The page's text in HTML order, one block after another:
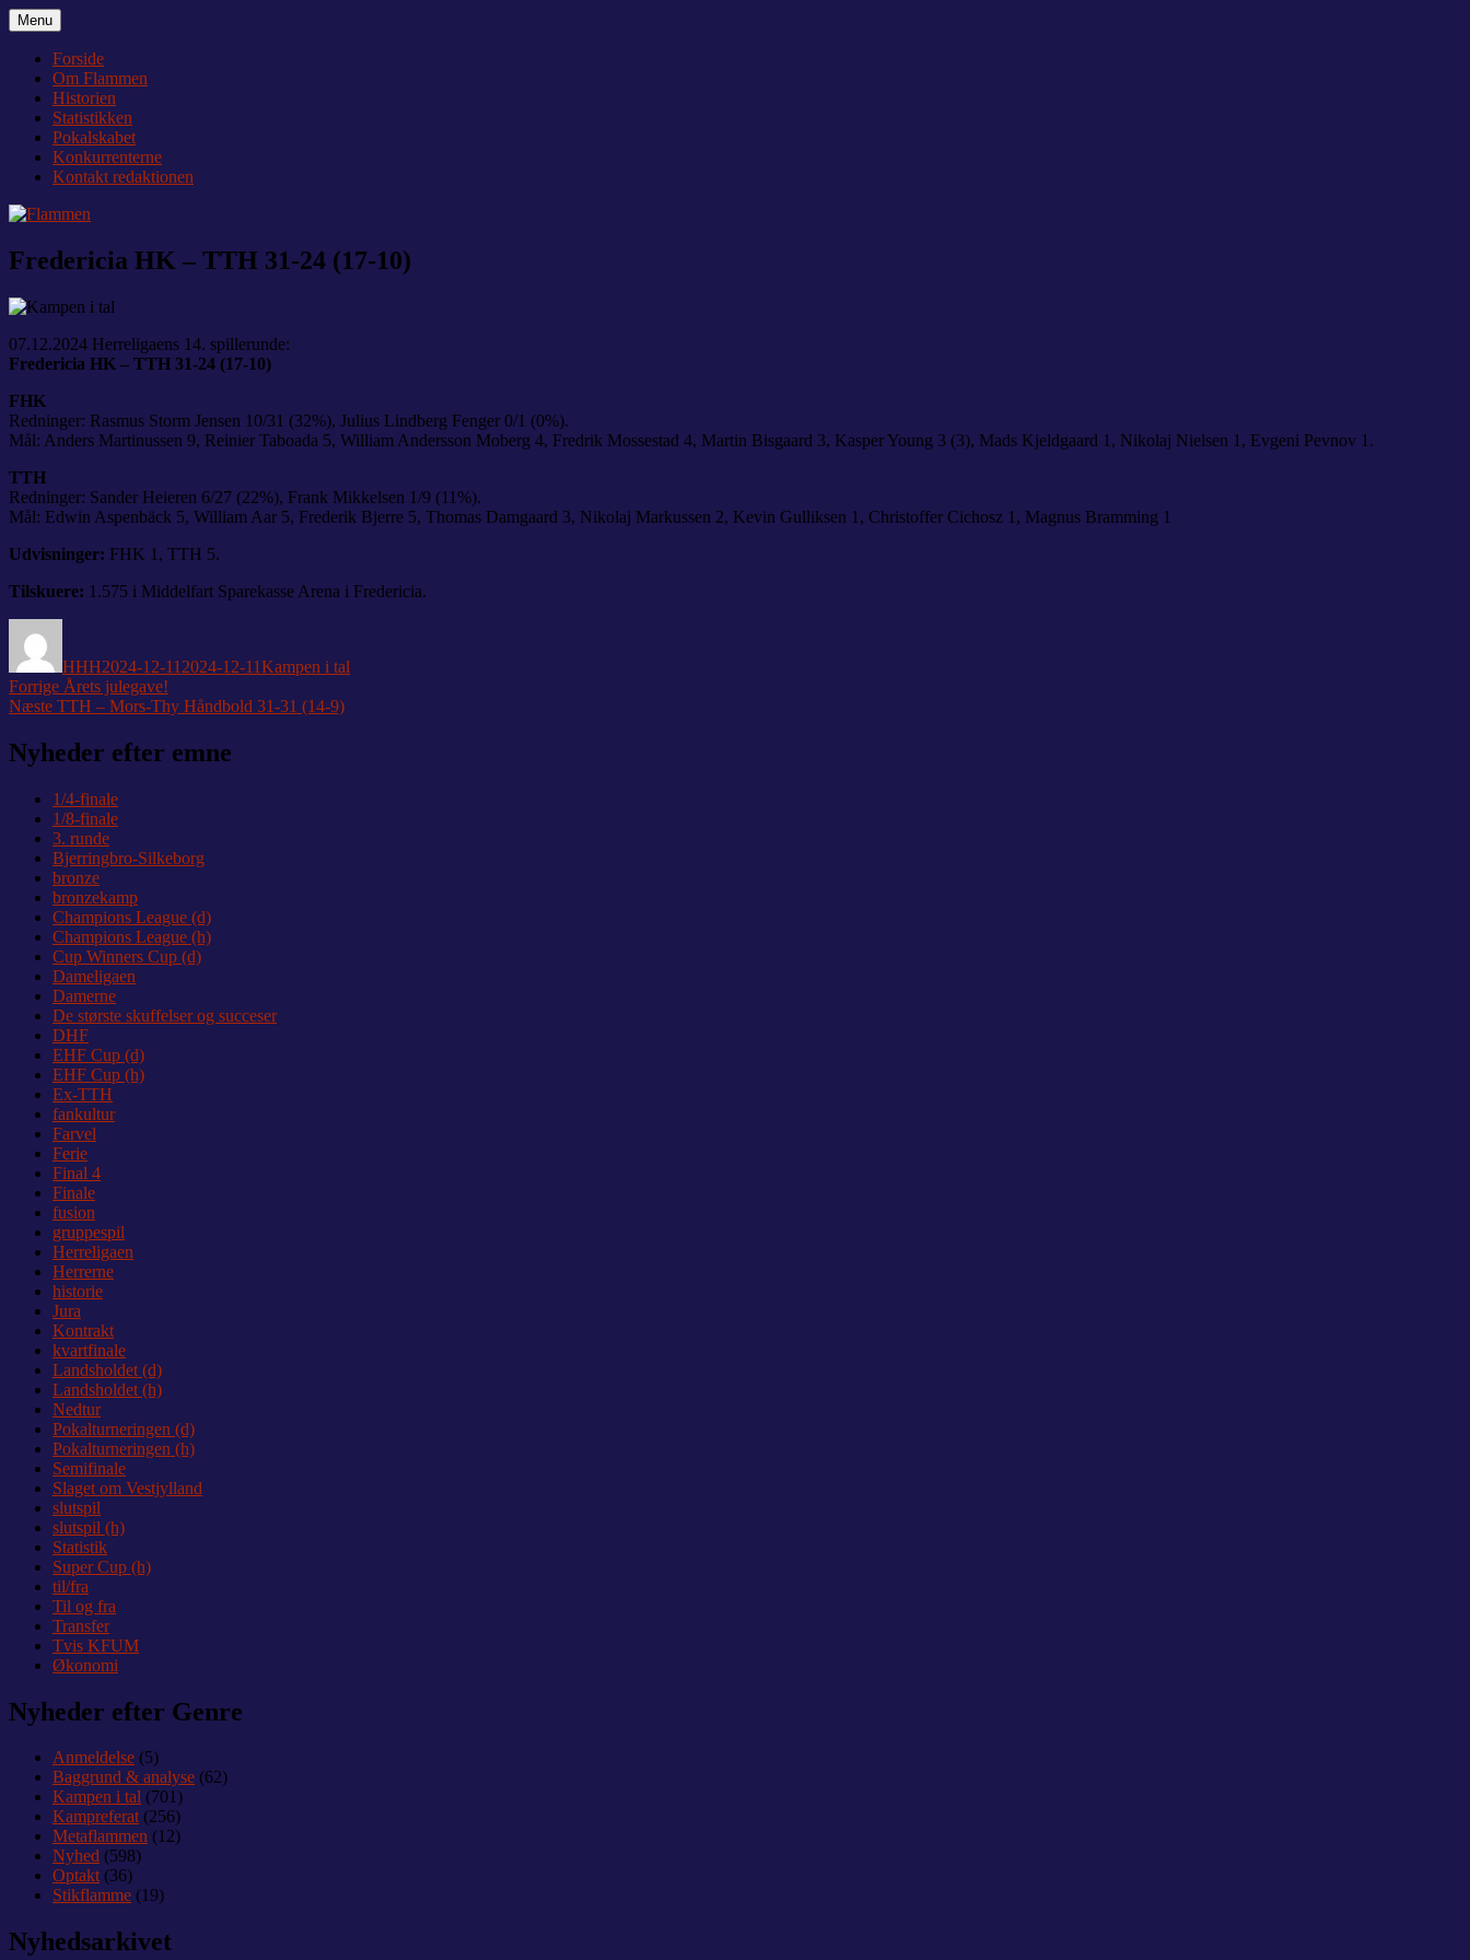
Videre
til
indhold
Flammen
Nyheder og debat om Team Tvis Holstebro
Menu
Forside
Om Flammen
Historien
Statistikken
Pokalskabet
Konkurrenterne
Kontakt redaktionen
Fredericia HK – TTH 31-24 (17-10)
07.12.2024 Herreligaens 14. spillerunde:
Fredericia HK – TTH 31-24 (17-10)
FHK
Redninger: Rasmus Storm Jensen 10/31 (32%), Julius Lindberg Fenger 0/1 (0%).
Mål: Anders Martinussen 9, Reinier Taboada 5, William Andersson Moberg 4, Fredrik Mossestad 4, Martin Bisgaard 3, Kasper Young 3 (3), Mads Kjeldgaard 1, Nikolaj Nielsen 1, Evgeni Pevnov 1.
TTH
Redninger: Sander Heieren 6/27 (22%), Frank Mikkelsen 1/9 (11%).
Mål: Edwin Aspenbäck 5, William Aar 5, Frederik Bjerre 5, Thomas Damgaard 3, Nikolaj Markussen 2, Kevin Gulliksen 1, Christoffer Cichosz 1, Magnus Bramming 1
Udvisninger: FHK 1, TTH 5.
Tilskuere: 1.575 i Middelfart Sparekasse Arena i Fredericia.
HHH2024-12-11 2024-12-11Kampen i tal
Indlægsnavigation
Forrige Forrige
indlæg:
Årets julegave!
Næste Næste
TTH – Mors-Thy Håndbold 31-31 (14-9)
Nyheder efter emne
1/4-finale
1/8-finale
3. runde
Bjerringbro-Silkeborg
bronze
bronzekamp
Champions League (d)
Champions League (h)
Cup Winners Cup (d)
Dameligaen
Damerne
De største skuffelser og succeser
DHF
EHF Cup (d)
EHF Cup (h)
Ex-TTH
fankultur
Farvel
Ferie
Final 4
Finale
fusion
gruppespil
Herreligaen
Herrerne
historie
Jura
Kontrakt
kvartfinale
Landsholdet (d)
Landsholdet (h)
Nedtur
Pokalturneringen (d)
Pokalturneringen (h)
Semifinale
Slaget om Vestjylland
slutspil
slutspil (h)
Statistik
Super Cup (h)
til/fra
Til og fra
Transfer
Tvis KFUM
Økonomi
Nyheder efter Genre
Anmeldelse (5)
Baggrund & analyse (62)
Kampen i tal (701)
Kampreferat(256)
Metaflammen (12)
Nyhed (598)
Optakt(36)
Stikflamme (19)
Nyhedsarkivet